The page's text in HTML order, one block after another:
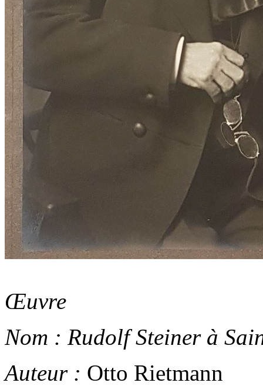
Œuvre
Nom : Rudolf Steiner à
Auteur : Otto Rietmann